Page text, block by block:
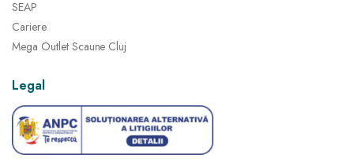
SEAP
Cariere
Mega Outlet Scaune Cluj
Legal